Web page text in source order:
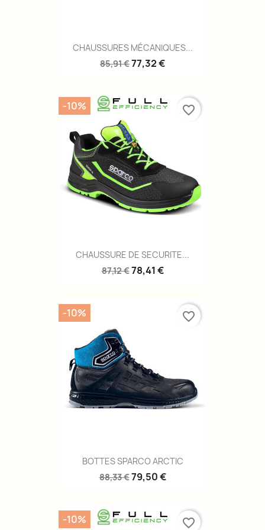
CHAUSSURES MÉCANIQUES...
85,91 €77,32 €
CHAUSSURE DE SECURITE...
87,12 €78,41 €
-10% favorite_border
BOTTES SPARCO ARCTIC
88,33 €79,50 €
-10% favorite_border
-10% favorite_border